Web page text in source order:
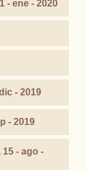
- ene - 2020
- 2019
- 2019
15 - ago -